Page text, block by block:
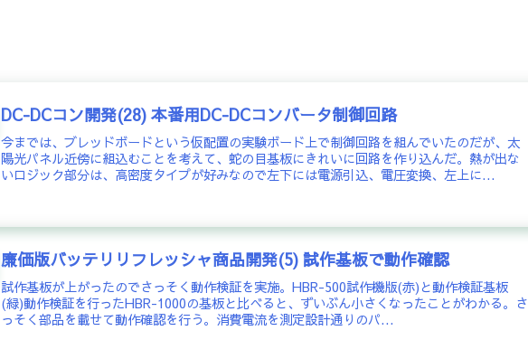
DC-DCコン開発(28) 本番用DC-DCコンバータ制御回路
今までは、ブレッドボードという仮配置の実験ボード上で制御回路を組んでいたのだが、太
陽光パネル近傍に組込むことを考えて、蛇の目基板にきれいに回路を作り込んだ。熱が出な
いロジック部分は、高密度タイプが好みなので左下には電源引込、電圧変換、左上に...
廉価版バッテリリフレッシャ商品開発(5) 試作基板で動作確認
試作基板が上がったのでさっそく動作検証を実施。HBR-500試作機版(赤)と動作検証基板
(緑)動作検証を行ったHBR-1000の基板と比べると、ずいぶん小さくなったことがわかる。さ
っそく部品を載せて動作確認を行う。消費電流を測定設計通りのパ...